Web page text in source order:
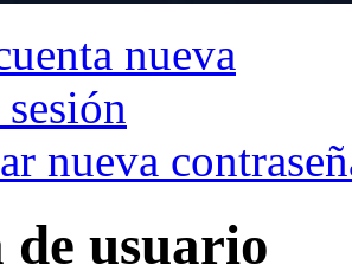
nueva
nueva
de usuario